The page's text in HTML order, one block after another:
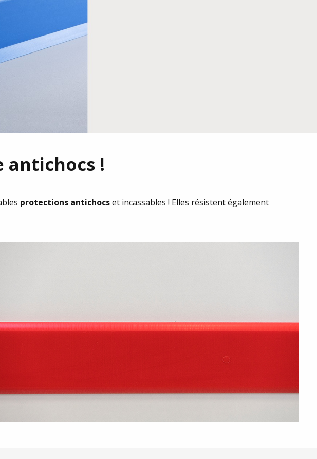
antichocs !
protections antichocset incassables ! Elles résistent également